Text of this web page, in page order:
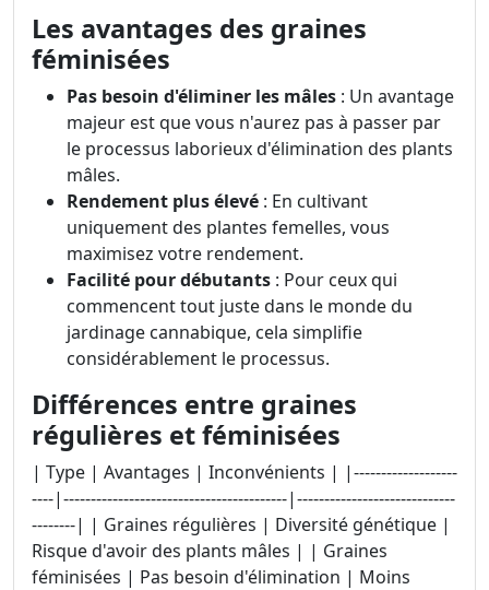
Les avantages des graines
féminisées
Pas besoin d'éliminer les mâles : Un avantage
majeur est que vous n'aurez pas à passer par
le processus laborieux d'élimination des plants
mâles.
Rendement plus élevé : En cultivant
uniquement des plantes femelles, vous
maximisez votre rendement.
Facilité pour débutants : Pour ceux qui
commencent tout juste dans le monde du
jardinage cannabique, cela simplifie
considérablement le processus.
Différences entre graines
régulières et féminisées
| Type | Avantages | Inconvénients | |-------------------
----|-----------------------------------------|-----------------------------
--------| | Graines régulières | Diversité génétique |
Risque d'avoir des plants mâles | | Graines
féminisées | Pas besoin d'élimination | Moins